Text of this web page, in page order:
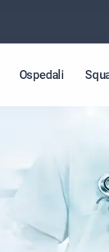
Ospedali